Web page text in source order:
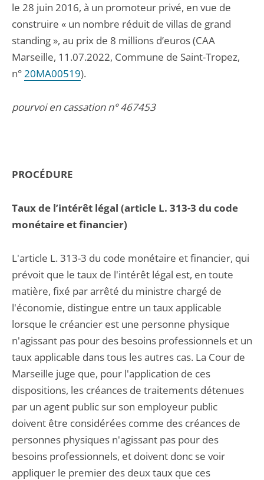
le 28 juin 2016, à un promoteur privé, en vue de
construire « un nombre réduit de villas de grand
standing », au prix de 8 millions d’euros (CAA
Marseille, 11.07.2022, Commune de Saint-Tropez,
n°20MA00519).
pourvoi en cassation n° 467453
PROCÉDURE
Taux de l’intérêt légal (article L. 313-3 du code
monétaire et financier)
L'article L. 313-3 du code monétaire et financier, qui
prévoit que le taux de l'intérêt légal est, en toute
matière, fixé par arrêté du ministre chargé de
l'économie, distingue entre un taux applicable
lorsque le créancier est une personne physique
n'agissant pas pour des besoins professionnels et un
taux applicable dans tous les autres cas. La Cour de
Marseille juge que, pour l'application de ces
dispositions, les créances de traitements détenues
par un agent public sur son employeur public
doivent être considérées comme des créances de
personnes physiques n'agissant pas pour des
besoins professionnels, et doivent donc se voir
appliquer le premier des deux taux que ces